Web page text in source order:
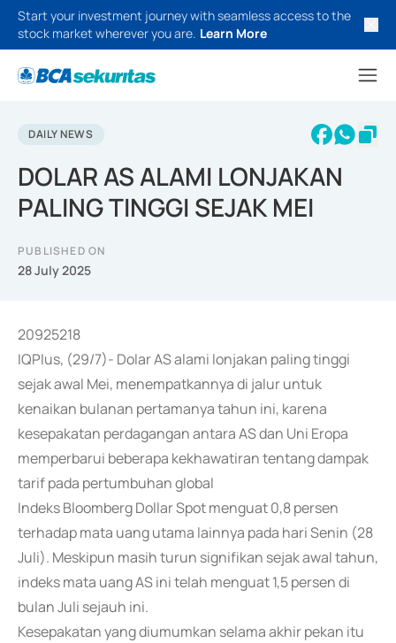
Start your investment journey with seamless access to the
stock market wherever you are. Learn More
DAILY NEWS
DOLAR AS ALAMI LONJAKAN
PALING TINGGI SEJAK MEI
PUBLISHED ON
28 July 2025
20925218
IQPlus, (29/7)- Dolar AS alami lonjakan paling tinggi
sejak awal Mei, menempatkannya di jalur untuk
kenaikan bulanan pertamanya tahun ini, karena
kesepakatan perdagangan antara AS dan Uni Eropa
memperbarui beberapa kekhawatiran tentang dampak
tarif pada pertumbuhan global
Indeks Bloomberg Dollar Spot menguat 0,8 persen
terhadap mata uang utama lainnya pada hari Senin (28
Juli). Meskipun masih turun signifikan sejak awal tahun,
indeks mata uang AS ini telah menguat 1,5 persen di
bulan Juli sejauh ini.
Kesepakatan yang diumumkan selama akhir pekan itu